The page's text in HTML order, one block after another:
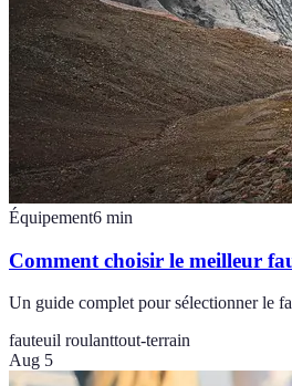
Équipement6 min
Comment choisir le meilleur
Un guide complet pour sélectionner le
fauteuil roulanttout-terrain
Aug 5